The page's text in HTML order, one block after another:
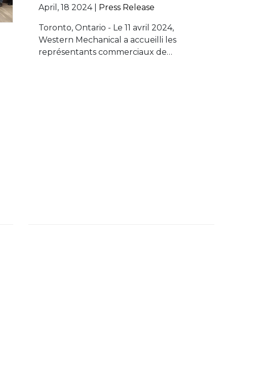
April, 18 2024 | Press Release
Toronto, Ontario - Le 11 avril 2024,
Western Mechanical a accueilli les
représentants commerciaux de…